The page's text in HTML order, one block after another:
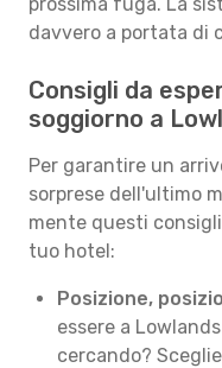
davvero a portata di
Consigli da
soggiorno a
Per garantire un
sorprese dell'ultimo
mente questi
tuo hotel:
Posizione,
essere a
cercando?